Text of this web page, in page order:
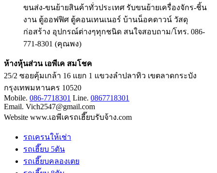
ขนส่ง-ขนย้ายสินค้าทั่วประเทศ รับขนย้ายเครื่องจักร-ชิ้น
งาน ตู้ออฟฟิศ ตู้คอนเทนเนอร์ บ้านน็อคดาวน์ วัสดุ
ก่อสร้าง อุปกรณ์ต่างๆทุกชนิด สนใจสอบถาม/โทร. 086-
771-8301 (คุณพง)
ห้างหุ้นส่วน เอพีเค สมโชค
25/2 ซอยคุ้มเกล้า 16 แยก 1 แขวงลำปลาทิว เขตลาดกระบัง
กรุงเทพมหานคร 10520
Mobile. 086-7718301 Line. 0867718301
Email. Vich2547@gmail.com
Website www.เอพีเครถเฮี๊ยบรับจ้าง.com
รถเครนให้เช่า
รถเฮี๊ยบ 5ตัน
รถเฮี๊ยบคลองเตย